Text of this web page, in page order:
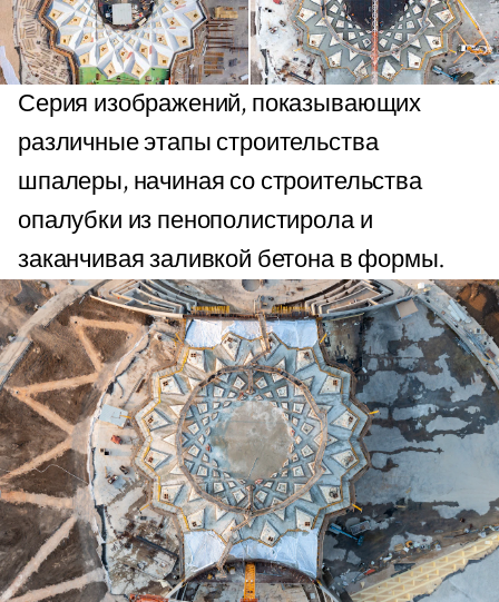
Серия изображений, показывающих
различные этапы строительства
шпалеры, начиная со строительства
опалубки из пенополистирола и
заканчивая заливкой бетона в формы.